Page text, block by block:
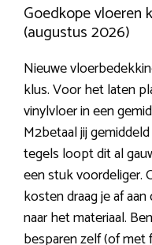
Goedkope vloeren
(augustus 2026)
Nieuwe
klus. Voor het laten
vinylvloer in een
M2betaal jij
tegels loopt dit al
een stuk voordeliger.
kosten draag je af
naar het materiaal.
besparen zelf (of met